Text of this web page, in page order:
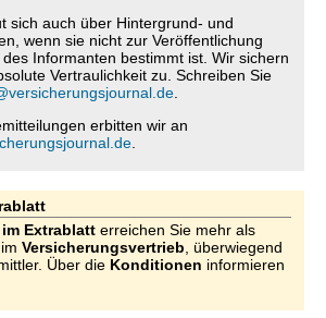
sich auch über Hintergrund- und
wenn sie nicht zur Veröffentlichung
Informanten bestimmt ist. Wir sichern
Vertraulichkeit zu. Schreiben Sie
erbitten wir an
Extrablatt erreichen Sie mehr als
Versicherungsvertrieb , überwiegend
Über die Konditionen informieren